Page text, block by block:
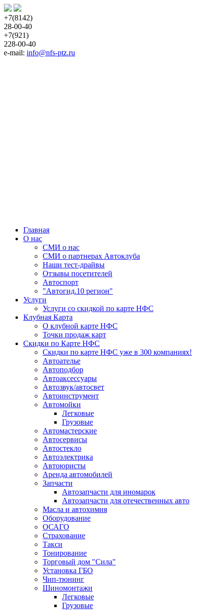
+7(8142)
28-00-40
+7(921)
228-00-40
e-mail: info@nfs-ptz.ru
Главная
О нас
СМИ о нас
СМИ о партнерах Автоклуба
Наши тест-драйвы
Отзывы посетителей
Автоспорт
"Автогид.10 регион"
Услуги
Услуги со скидкой по карте НФС
Клубная Карта
О клубной карте НФС
Точки продаж карт
Скидки по Карте НФС
Скидки по карте НФС уже в 300 компаниях!
Автоателье
Автоподбор
Автоаксессуары
Автозвук/автосвет
Автоинструмент
Автомойки
Легковые
Грузовые
Автомастерские
Автосервисы
Автостекло
Автоэлектрика
Автоюристы
Аренда автомобилей
Запчасти
Автозапчасти для иномарок
Автозапчасти для отечественных авто
Масла и автохимия
Оборудование
ОСАГО
Страхование
Такси
Тонирование
Торговый дом "Сила"
Установка ГБО
Чип-тюнинг
Шиномонтажи
Легковые
Грузовые